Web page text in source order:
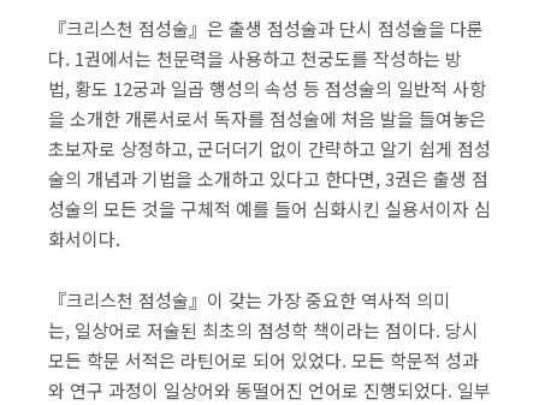
『크리스천 점성술』은 출생 점성술과 단시 점성술을 다룬
다. 1권에서는 천문력을 사용하고 천궁도를 작성하는 방
법, 황도 12궁과 일곱 행성의 속성 등 점성술의 일반적 사항
을 소개한 개론서로서 독자를 점성술에 처음 발을 들여놓은
초보자로 상정하고, 군더더기 없이 간략하고 알기 쉽게 점성
술의 개념과 기법을 소개하고 있다고 한다면, 3권은 출생 점
성술의 모든 것을 구체적 예를 들어 심화시킨 실용서이자 심
화서이다.
『크리스천 점성술』이 갖는 가장 중요한 역사적 의미
는, 일상어로 저술된 최초의 점성학 책이라는 점이다. 당시
모든 학문 서적은 라틴어로 되어 있었다. 모든 학문적 성과
와 연구 과정이 일상어와 동떨어진 언어로 진행되었다. 일부